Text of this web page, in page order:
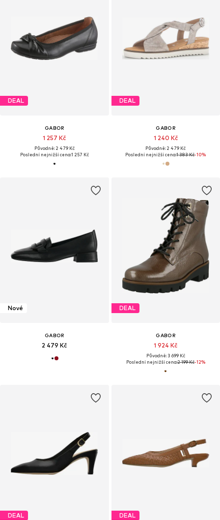
DEAL
GABOR
1 257 Kč
Původně: 2 479 Kč
Poslední nejnižší cena:1 257 Kč
DEAL
GABOR
1 240 Kč
Původně: 2 479 Kč
Poslední nejnižší cena:1 383 Kč-10%
Nové
GABOR
2 479 Kč
DEAL
GABOR
1 924 Kč
Původně: 3 699 Kč
Poslední nejnižší cena:2 199 Kč-12%
DEAL DEAL